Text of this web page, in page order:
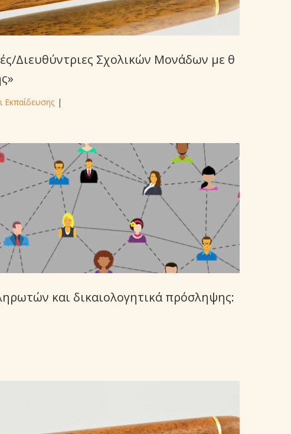
Διευθύντριες Σχολικών Μονάδων με θ
Εκπαίδευσης |
και δικαιολογητικά πρόσληψης: